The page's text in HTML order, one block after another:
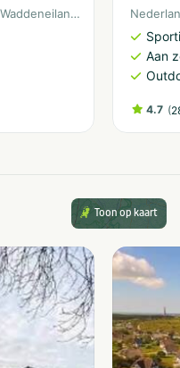
Waddeneiland , Noordzee
Aan
4.7 (
Toon op kaart